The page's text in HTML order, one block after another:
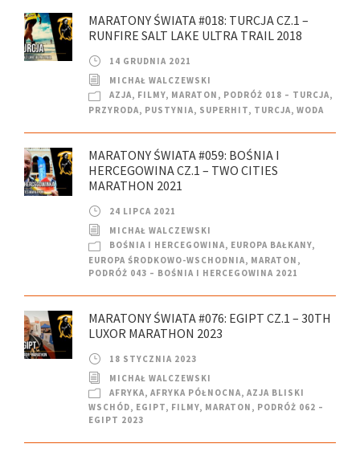
MARATONY ŚWIATA #018: TURCJA CZ.1 –
RUNFIRE SALT LAKE ULTRA TRAIL 2018
14 GRUDNIA 2021
MICHAŁ WALCZEWSKI
AZJA, FILMY, MARATON , PODRÓŻ 018 – TURCJA,
PRZYRODA, PUSTYNIA, SUPERHIT, TURCJA, WODA
MARATONY ŚWIATA #059: BOŚNIA I
HERCEGOWINA CZ.1 – TWO CITIES
MARATHON 2021
24 LIPCA 2021
MICHAŁ WALCZEWSKI
BOŚNIA I HERCEGOWINA, EUROPA BAŁKANY,
EUROPA ŚRODKOWO-WSCHODNIA, MARATON ,
PODRÓŻ 043 – BOŚNIA I HERCEGOWINA 2021
MARATONY ŚWIATA #076: EGIPT CZ.1 – 30TH
LUXOR MARATHON 2023
18 STYCZNIA 2023
MICHAŁ WALCZEWSKI
AFRYKA, AFRYKA PÓŁNOCNA, AZJA BLISKI
WSCHÓD, EGIPT, FILMY, MARATON , PODRÓŻ 062 –
EGIPT 2023